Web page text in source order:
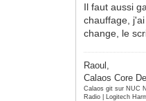
-- force
-- Arret
if
Il faut aussi
chauffage,
change, le
Raoul,
Calaos Core
Calaos git sur NUC
Radio | Logitech